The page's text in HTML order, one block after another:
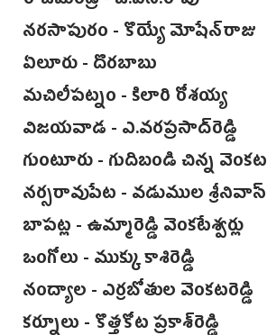
నరసాపురం - కొయ్యే మోషేన్‌రాజు
ఏలూరు - దొరబాబు
మచిలీపట్నం - కిలారి రోశయ్య
విజయవాడ - ఎ.వరప్రసాద్‌రెడ్డి
గుంటూరు - గుదిబండి చిన్న
నర్సరావుపేట - వడుముల
‌బాపట్ల - ఉమ్మారెడ్డి వెంకటేశ్వర్లు
ఒంగోలు - ముక్కు కాశిరెడ్డి
నంద్యాల - ఎర్రబోతుల వెంకటరెడ్డి
కర్నూలు - కొత్తకోట ప్రకాశ్‌రెడ్డి